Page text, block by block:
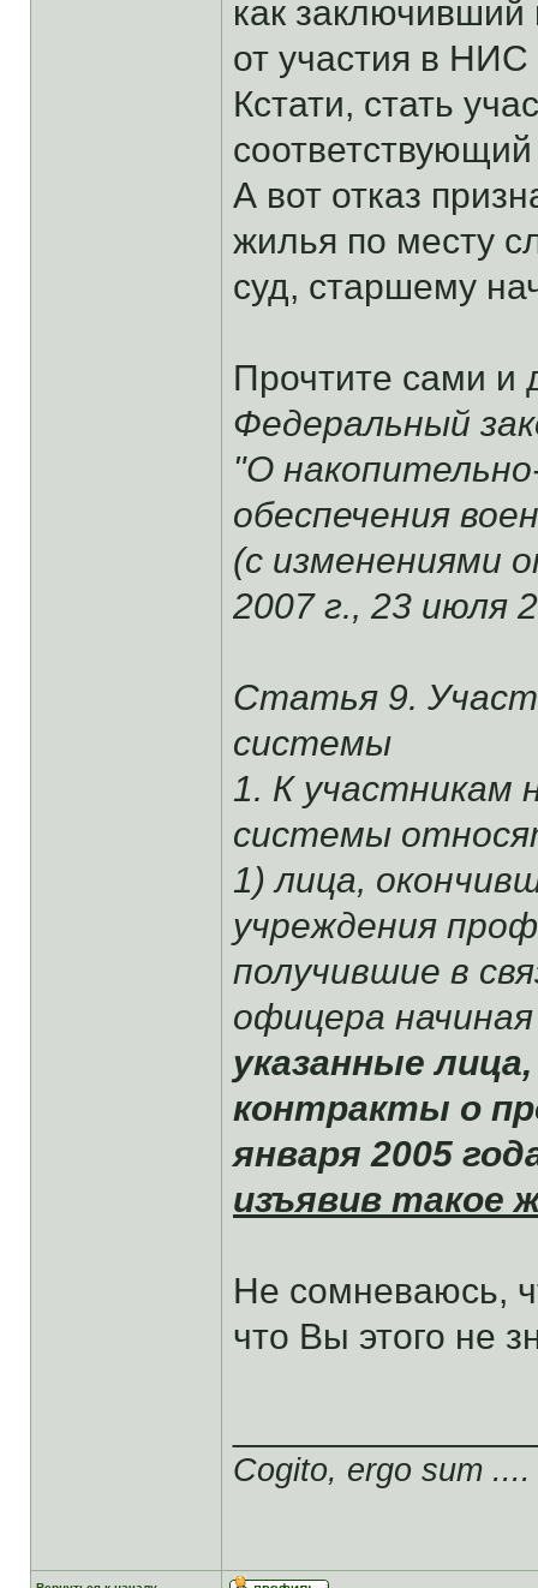
как
от участия в НИС
Кстати, стать
соответствующий
А вот отказ
жилья по месту
суд, старшему
Прочтите сами и
Федеральный
"О
обеспечения
(с изменениями
2007 г., 23 июля
Статья 9.
системы
1. К участникам
системы
1) лица,
учреждения
получившие в
офицера
указанные
контракты о
января 2005
изъявив такое
Не сомневаюсь,
что Вы этого не
Cogito, ergo sum ....